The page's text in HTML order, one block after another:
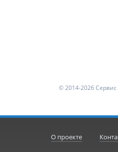
© 2014-2026
О проекте